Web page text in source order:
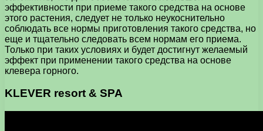
эффективности при приеме такого средства на основе
этого растения, следует не только неукоснительно
соблюдать все нормы приготовления такого средства, но
еще и тщательно следовать всем нормам его приема.
Только при таких условиях и будет достигнут желаемый
эффект при применении такого средства на основе
клевера горного.
KLEVER resort & SPA